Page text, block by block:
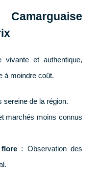
vivante et authentique,
à moindre coût.
sereine de la région.
marchés moins connus
: Observation des